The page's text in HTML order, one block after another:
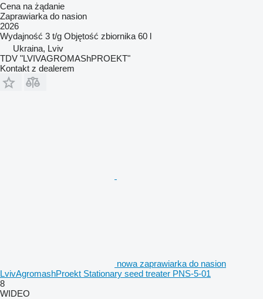
Cena na żądanie
Zaprawiarka do nasion
2026
Wydajność 3 t/g Objętość zbiornika 60 l
Ukraina, Lviv
TDV "LVIVAGROMAShPROEKT"
Kontakt z dealerem
nowa zaprawiarka do nasion
LvivAgromashProekt Stationary seed treater PNS-5-01
8
WIDEO